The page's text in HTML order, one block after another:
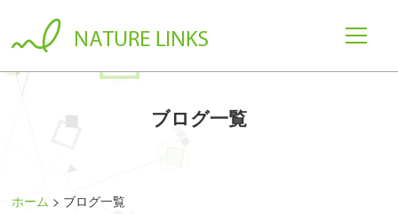
ブログ一覧
ホーム ブログ一覧